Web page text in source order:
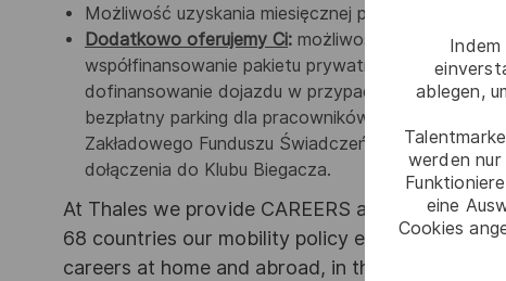
Indem
ablegen,
werden
eine
Cookies
Możliwość uzyskania miesięcznej premii za wyniki,
Dodatkowo oferujemy Ci: możliwość dołączenia
współfinansowanie pakietu prywatnej opieki
dofinansowanie dojazdu w przypadku osób
bezpłatny parking dla pracowników, kantyna z
Zakładowego Funduszu Świadczeń Socjalnych
dołączenia do Klubu Biegacza.
At Thales we provide CAREERS and not only
68 countries our mobility policy enables
careers at home and abroad, in their existing